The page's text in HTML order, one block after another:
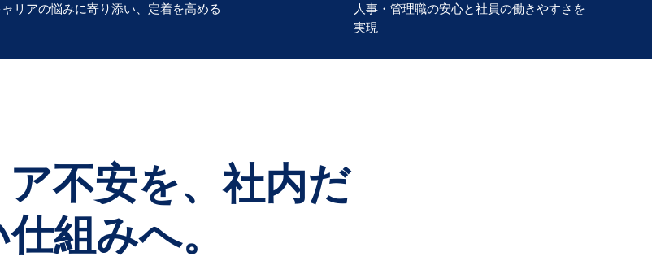
リアの悩みに寄り添い、定着を高める
人事・管理職の安心と社員の働きやすさを
実現
不安を、社内だ
組みへ。